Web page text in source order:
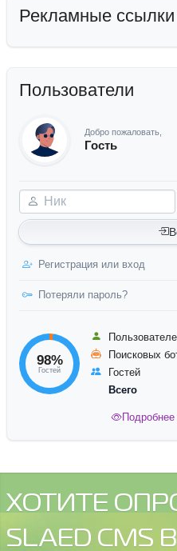
Рекламные ссылки
Пользователи
Добро пожаловать,
Гость
Ник
Регистрация или вход
Потеряли пароль?
98%
Гостей
Поисковых
Гостей
Всего
Подробнее
ХОТИТЕ
SLAED CMS